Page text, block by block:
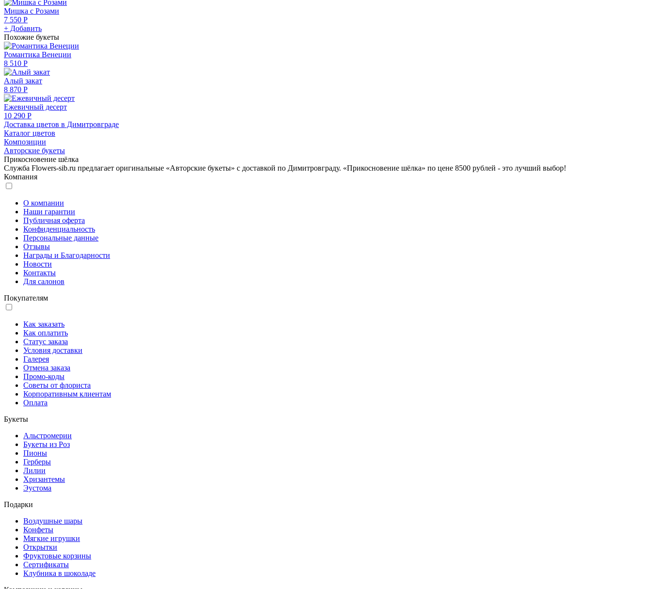
Мишка с Розами
7 550 Р
+ Добавить
Похожие букеты
Романтика Венеции
8 510 Р
Алый закат
8 870 Р
Ежевичный десерт
10 290 Р
Доставка цветов в Димитровграде
Каталог цветов
Композиции
Авторские букеты
Прикосновение шёлка
Служба Flowers-sib.ru предлагает оригинальные «Авторские букеты» с доставкой по Димитровграду. «Прикосновение шёлка» по цене 8500 рублей - это лучший выбор!
Компания
О компании
Наши гарантии
Публичная оферта
Конфиденциальность
Персональные данные
Отзывы
Награды и Благодарности
Новости
Контакты
Для салонов
Покупателям
Как заказать
Как оплатить
Статус заказа
Условия доставки
Галерея
Отмена заказа
Промо-коды
Советы от флориста
Корпоративным клиентам
Оплата
Букеты
Альстромерии
Букеты из Роз
Пионы
Герберы
Лилии
Хризантемы
Эустома
Подарки
Воздушные шары
Конфеты
Мягкие игрушки
Открытки
Фруктовые корзины
Сертификаты
Клубника в шоколаде